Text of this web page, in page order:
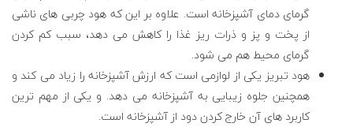
گرمای دمای آشپزخانه است. علاوه بر این که هود چربی های ناشی
از پخت و پز و ذرات ریز غذا را کاهش می دهد، سبب کم کردن
گرمای محیط هم می شود.
هود تبریز یکی از لوازمی است که ارزش آشپزخانه را زیاد می کند و
همچنین جلوه زیبایی به آشپزخانه می دهد. و یکی از مهم ترین
کاربرد های آن خارج کردن دود از آشپزخانه است.